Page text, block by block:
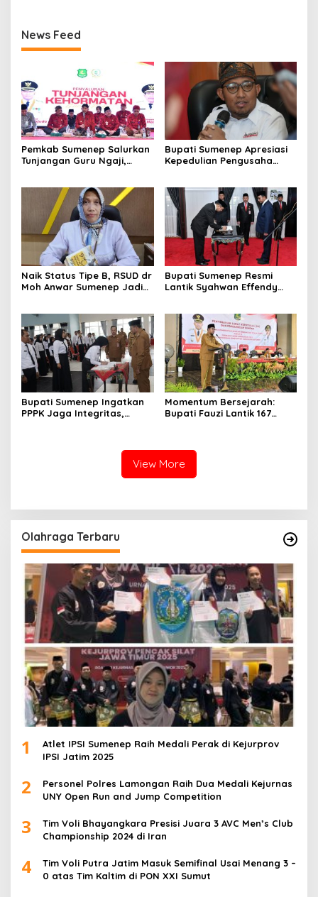
News Feed
Pemkab Sumenep Salurkan
Tunjangan Guru Ngaji,
Akhlak Generasi
Bupati Sumenep Apresiasi
Kepedulian Pengusaha
Naik Status Tipe B, RSUD dr
Moh Anwar Sumenep Jadi
Bupati Sumenep Resmi
Lantik Syahwan Effendy
Bupati Sumenep Ingatkan
PPPK Jaga Integritas,
Momentum Bersejarah:
Bupati Fauzi Lantik 167
View More
Olahraga Terbaru
1
Atlet IPSI Sumenep Raih Medali Perak di Kejurprov
IPSI Jatim 2025
2
Personel Polres Lamongan Raih Dua Medali Kejurnas
UNY Open Run and Jump Competition
3
Tim Voli Bhayangkara Presisi Juara 3 AVC Men’s Club
Championship 2024 di Iran
4
Tim Voli Putra Jatim Masuk Semifinal Usai Menang 3 –
0 atas Tim Kaltim di PON XXI Sumut